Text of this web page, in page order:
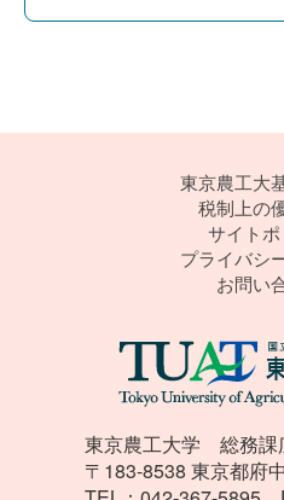
東京農工大
税制上の
サイト
プライバシ
お問い
東京農工大学 総務課
〒183-8538 東京都府